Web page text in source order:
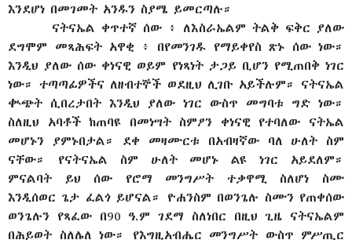
እንደሆነ በመገመት አንዱን ስያሜ ይመርጣሉ።
ናትናኤል ቀጥተኛ ሰው ፥ ለእስራኤልም ትልቅ ፍቅር ያለው
ደግሞም መጻሕፍት አዋቂ ፥ በየመንገዱ የማይቀየስ ጽኑ ሰው ነው።
እንዲህ ያለው ሰው ቀነናዊ ወይም የነጻነት ታጋይ ቢሆን የሚጠበቅ ነገር
ነው። ተጣጣፊዎችና ለዘብተኞች ወደዚህ ሊገቡ አይችሉም። ናትናኤል
ቊጭት ሲበረታበት እንዲህ ያለው ነገር ውስጥ መግባቱ ግድ ነው።
ስለዚህ አባቶች ከጠባዩ በመነሣት ስምዖን ቀነናዊ የተባለው ናትኤል
መሆኑን ያምኑበታል። ደቀ መዛሙርቱ በአብዛኛው ባለ ሁለት ስም
ናቸው። የናትናኤል ስም ሁለት መሆኑ ልዩ ነገር አይደለም።
ምናልባት ይህ ሰው የሮማ መንግሥት ተቃዋሚ ስለሆነ ስሙ
እንዲሰወር ጌታ ፈልጎ ይሆናል። ዮሐንስም በወንጌሉ ስሙን የጠቀሰው
ወንጌሉን የጻፈው በ90 ዓ.ም ገደማ ስለነበር በዚህ ጊዜ ናትናኤልም
በሕይወት ስለሌለ ነው። የእግዚአብሔር መንግሥት ውስጥ ምሥጢር